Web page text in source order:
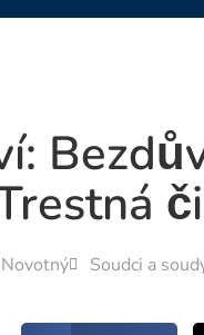
Soudci a